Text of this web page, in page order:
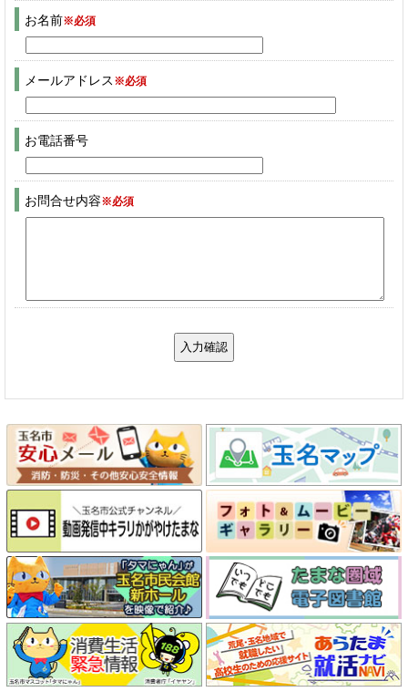
お名前※必須
メールアドレス ※必須
お電話番号
お問合せ内容※必須